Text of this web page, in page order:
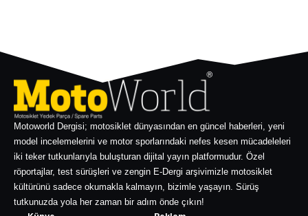
Motoworld Dergisi; motosiklet dünyasından en güncel haberleri, yeni
model incelemelerini ve motor sporlarındaki nefes kesen mücadeleleri
iki teker tutkunlarıyla buluşturan dijital yayın platformudur. Özel
röportajlar, test sürüşleri ve zengin E-Dergi arşivimizle motosiklet
kültürünü sadece okumakla kalmayın, bizimle yaşayın. Sürüş
tutkunuzda yola her zaman bir adım önde çıkın!